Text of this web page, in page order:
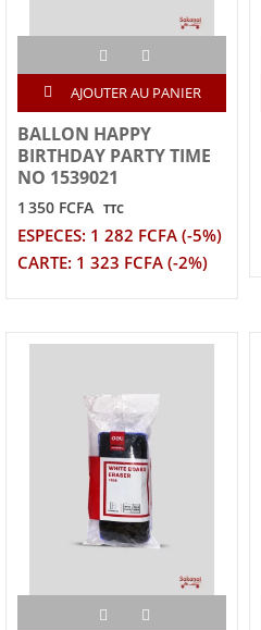
AJOUTER AU PANIER
BALLON HAPPY
BIRTHDAY PARTY TIME
NO 1539021
1 350 FCFA TTC
ESPECES: 1 282 FCFA (-5%)
CARTE: 1 323 FCFA (-2%)